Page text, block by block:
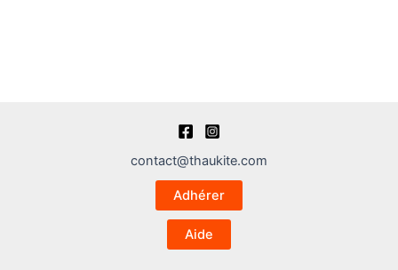
contact@thaukite.com
Adhérer
Aide